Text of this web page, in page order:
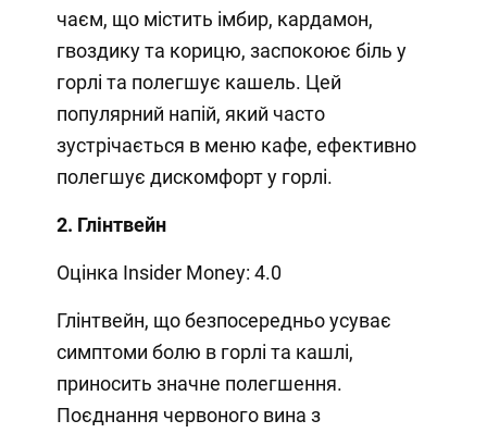
чаєм, що містить імбир, кардамон,
гвоздику та корицю, заспокоює біль у
горлі та полегшує кашель. Цей
популярний напій, який часто
зустрічається в меню кафе, ефективно
полегшує дискомфорт у горлі.
2. Глінтвейн
Оцінка Insider Money: 4.0
Глінтвейн, що безпосередньо усуває
симптоми болю в горлі та кашлі,
приносить значне полегшення.
Поєднання червоного вина з